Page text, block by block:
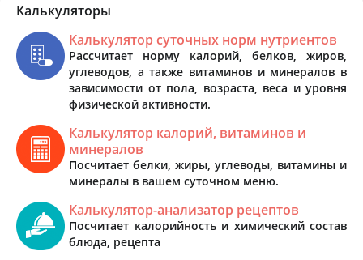
Калькуляторы
Калькулятор суточных норм нутриентов
Рассчитает норму калорий, белков, жиров,
углеводов, а также витаминов и минералов в
зависимости от пола, возраста, веса и уровня
физической активности.
Калькулятор калорий, витаминов и
минералов
Посчитает белки, жиры, углеводы, витамины и
минералы в вашем суточном меню.
Калькулятор-анализатор рецептов
Посчитает калорийность и химический состав
блюда, рецепта